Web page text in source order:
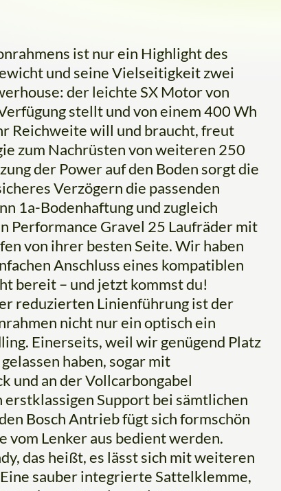
ist nur ein Highlight des
und seine Vielseitigkeit zwei
der leichte SX Motor von
stellt und von einem 400 Wh
Reichweite will und braucht, freut
zum Nachrüsten von weiteren 250
der Power auf den Boden sorgt die
Verzögern die passenden
1a-Bodenhaftung und zugleich
Performance Gravel 25 Laufräder mit
von ihrer besten Seite. Wir haben
Anschluss eines kompatiblen
bereit – und jetzt kommst du!
reduzierten Linienführung ist der
nicht nur ein optisch ein
Einerseits, weil wir genügend Platz
haben, sogar mit
und an der Vollcarbongabel
Support bei sämtlichen
Bosch Antrieb fügt sich formschön
vom Lenker aus bedient werden.
das heißt, es lässt sich mit weiteren
sauber integrierte Sattelklemme,